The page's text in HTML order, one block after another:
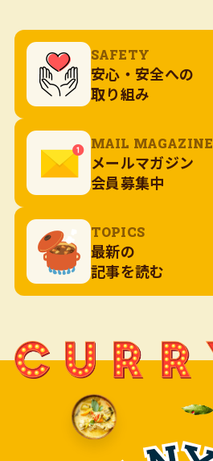
SAFETY
安心・安全への
取り組み
MAIL MAGAZINE
メールマガジン
会員募集中
TOPICS
最新の
記事を読む